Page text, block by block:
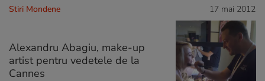
Stiri Mondene 17 mai 2012
Alexandru Abagiu, make-up
artist pentru vedetele de la
Cannes